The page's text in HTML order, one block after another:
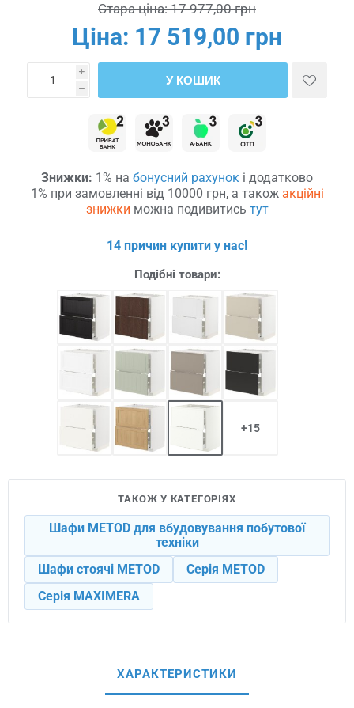
Стара ціна: 17 977,00 грн
Ціна: 17 519,00 грн
i
h
У КОШИК
Знижки: 1% на бонусний рахунок і додатково
1% при замовленні від 10000 грн, а також акційні
знижки можна подивитись тут
14 причин купити у нас!
Подібні товари:
+15
ТАКОЖ У КАТЕГОРІЯХ
Шафи METOD для вбудовування побутової
техніки
Шафи стоячі METOD
Серія METOD
Серія MAXIMERA
ХАРАКТЕРИСТИКИ